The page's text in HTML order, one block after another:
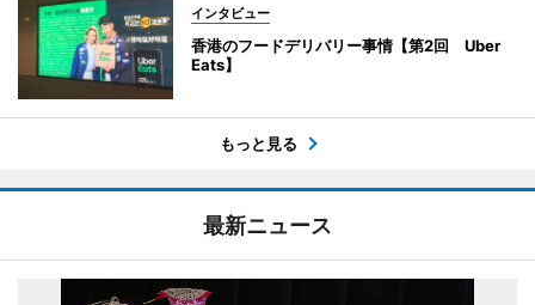
インタビュー
香港のフードデリバリー事情【第2回 Uber
Eats】
もっと見る
最新ニュース